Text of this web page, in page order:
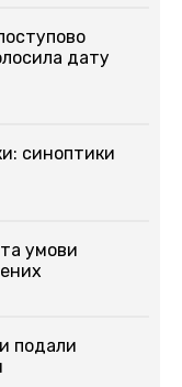
дату
синоптики
умови
подали